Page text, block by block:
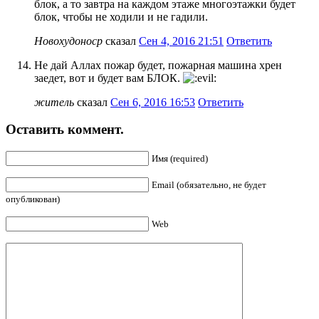
блок, а то завтра на каждом этаже многоэтажки будет
блок, чтобы не ходили и не гадили.
Новохудоноср сказал Сен 4, 2016 21:51 Ответить
Не дай Аллах пожар будет, пожарная машина хрен
заедет, вот и будет вам БЛОК.
житель сказал Сен 6, 2016 16:53 Ответить
Оставить коммент.
Имя (required)
Email (обязательно, не будет
опубликован)
Web